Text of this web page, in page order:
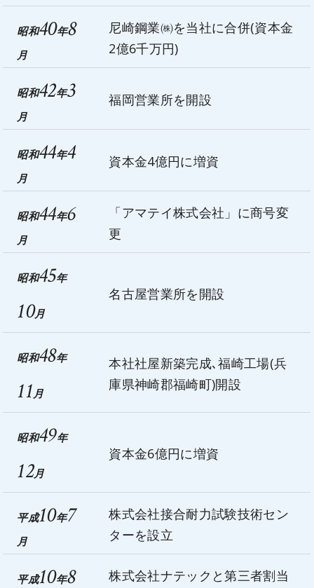
昭和40年8
月
尼崎鋼業㈱を当社に合併(資本金
2億6千万円)
昭和42年3
月
福岡営業所を開設
昭和44年4
月
資本金4億円に増資
昭和44年6
月
「アマテイ株式会社」に商号変
更
昭和45年
10月
名古屋営業所を開設
昭和48年
11月
本社社屋新築完成､福崎工場(兵
庫県神崎郡福崎町)開設
昭和49年
12月
資本金6億円に増資
平成10年7
月
株式会社接合耐力試験技術セン
ターを設立
平成10年8
株式会社ナテックと第三者割当